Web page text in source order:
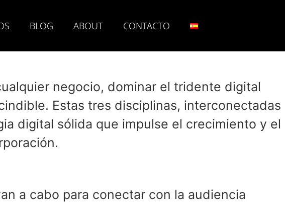
BLOG ABOUT CONTACTO
negocio, dominar el tridente digital
Estas tres disciplinas, interconectadas
digital sólida que impulse el crecimiento y el
a cabo para conectar con la audiencia